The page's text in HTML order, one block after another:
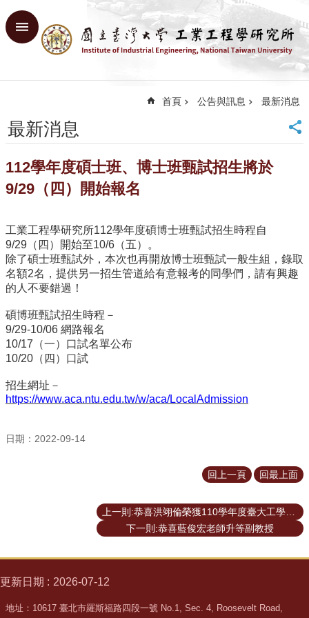
跳到主要內容區塊
進
首
頁
大
首
頁
站
導
覽
English
所
簡
介
程
簡
教
員
入
管
首頁 公告與訊息 最新消息
最新消息
112學年度碩士班、博士班甄試招生將於
9/29（四）開始報名
工業工程學研究所112學年度碩博士班甄試招生時程自
9/29（四）開始至10/6（五）。
除了碩士班甄試外，本次也再開放博士班甄試一般生組，錄取
名額2名，提供另一招生管道給有意報考的同學們，請有興趣
的人不要錯過！
碩博班甄試招生時程－
9/29-10/06 網路報名
10/17（一）口試名單公布
10/20（四）口試
招生網址－
https://www.aca.ntu.edu.tw/w/aca/LocalAdmission
日期：2022-09-14
回上一頁 回最上面
下一則:恭喜藍俊宏老師升等副教授
更新日期 2026-07-12
地址：10617 臺北市羅斯福路四段一號 No.1, Sec. 4, Roosevelt Road,